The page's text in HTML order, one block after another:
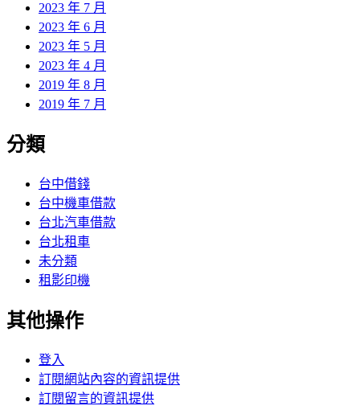
2023 年 7 月
2023 年 6 月
2023 年 5 月
2023 年 4 月
2019 年 8 月
2019 年 7 月
分類
台中借錢
台中機車借款
台北汽車借款
台北租車
未分類
租影印機
其他操作
登入
訂閱網站內容的資訊提供
訂閱留言的資訊提供